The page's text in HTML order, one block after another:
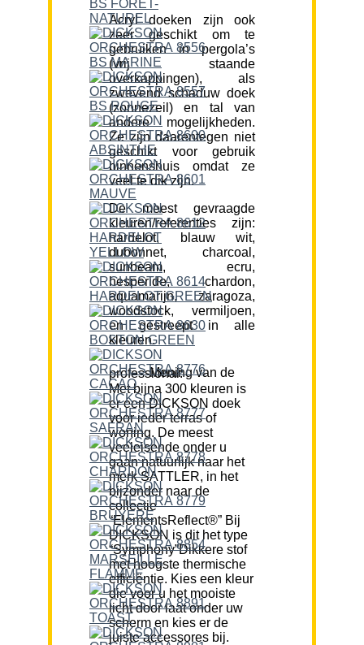
Acryl doeken zijn ook
zeer geschikt om te
gebruiken in pergola’s
(vrij staande
overkappingen), als
zwevend schaduw doek
(zonnezeil) en tal van
andere mogelijkheden.
Ze zijn daarentegen niet
geschikt voor gebruik
binnenshuis omdat ze
veel te dik zijn.
De meest gevraagde
kleuren/referenties zijn:
hardelot, blauw wit,
dubonnet, charcoal,
sunbeam, ecru,
hesperide, chardon,
aquamarijn, zaragoza,
woodstock, vermiljoen,
en gestreept in alle
kleuren.
Mening van de professional:
Met bijna 300 kleuren is
er een DICKSON doek
voor ieder terras of
woning. De meest
veeleisende onder u
gaan natuurlijk naar het
merk SATTLER, in het
bijzonder naar de
collectie
“ElementsReflect®” Bij
DICKSON is dit het type
“Symphony”Dikkere stof
met hoogste thermische
efficiëntie. Kies een kleur
die voor u het mooiste
licht door laat onder uw
scherm en kies er de
juiste accessores bij.